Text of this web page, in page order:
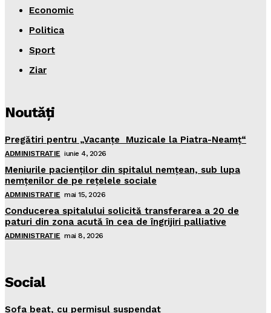
Economic
Politica
Sport
Ziar
Noutăţi
Pregătiri pentru „Vacanţe Muzicale la Piatra-Neamţ“
ADMINISTRATIE iunie 4, 2026
Meniurile pacienţilor din spitalul nemţean, sub lupa
nemţenilor de pe reţelele sociale
ADMINISTRATIE mai 15, 2026
Conducerea spitalului solicită transferarea a 20 de
paturi din zona acută în cea de îngrijiri palliative
ADMINISTRATIE mai 8, 2026
Social
Şofa beat, cu permisul suspendat